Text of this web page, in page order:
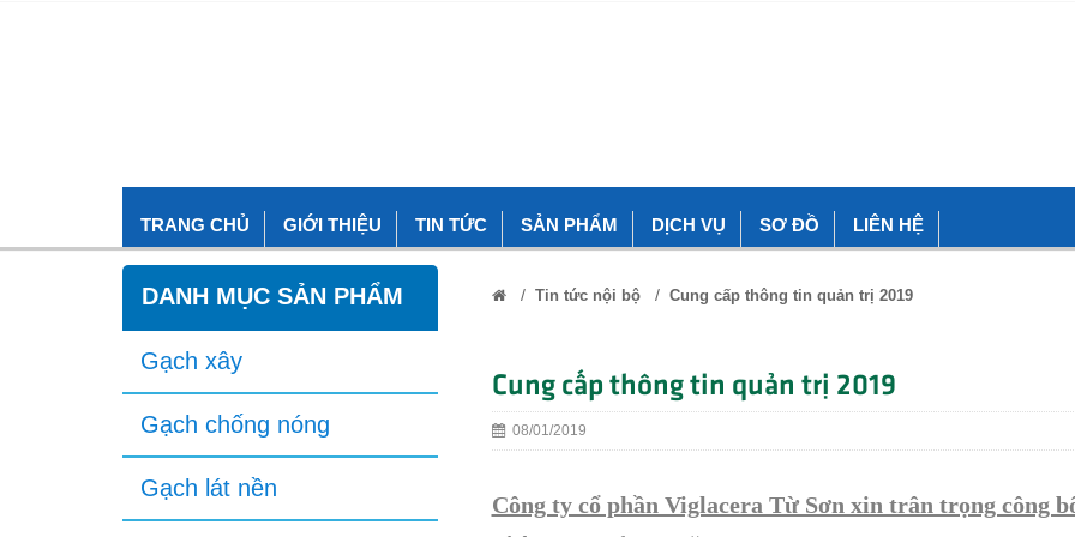
TRANG CHỦ GIỚI THIỆU TIN TỨC SẢN PHẨM DỊCH VỤ SƠ ĐỒ LIÊN HỆ
DANH MỤC SẢN PHẨM
Gạch xây
Gạch chống nóng
Gạch lát nền
/ Tin tức nội bộ/ Cung cấp thông tin quản trị 2019
Cung cấp thông tin quản trị 2019
08/01/2019
Công ty cổ phần Viglacera Từ Sơn xin trân trọng công